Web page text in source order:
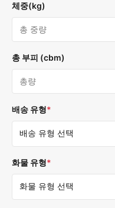
체중(kg)
총 부피 (cbm)
배송 유형*
화물 유형*